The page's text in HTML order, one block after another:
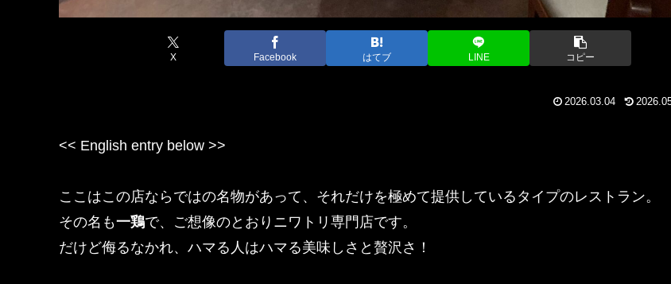
X Facebook はてブ LINE コピー
2026.03.04
<< English entry below >>
ここはこの店ならではの名物があって、 それだけを極めて提供しているタイプのレストラン。
その名も一鶏で、ご想像のとおりニワトリ専門店です。
だけど侮るなかれ、ハマる人はハマる美味しさと贅沢さ！